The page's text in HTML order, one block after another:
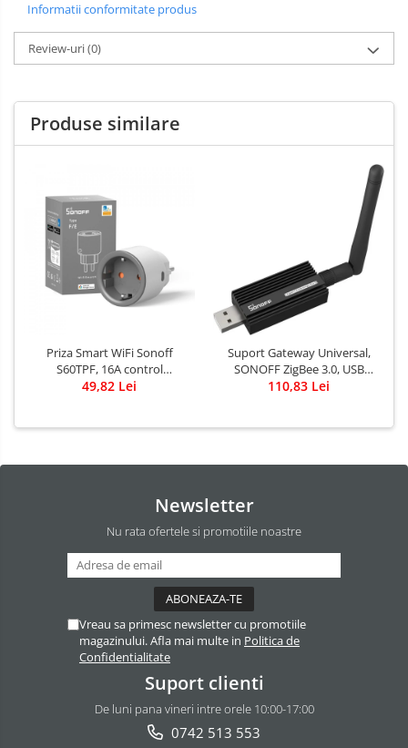
Informatii conformitate produs
Review-uri(0)
Produse similare
Priza Smart WiFi Sonoff
S60TPF, 16A control
Smartphone
49,82 Lei
Suport Gateway Universal,
SONOFF ZigBee 3.0, USB
ZBDongle-E Plus
110,83 Lei
Newsletter
Nu rata ofertele si promotiile noastre
Vreau sa primesc newsletter cu promotiile
magazinului. Afla mai multe in Politica de
Confidentialitate
Suport clienti
De luni pana vineri intre orele 10:00-17:00
0742 513 553